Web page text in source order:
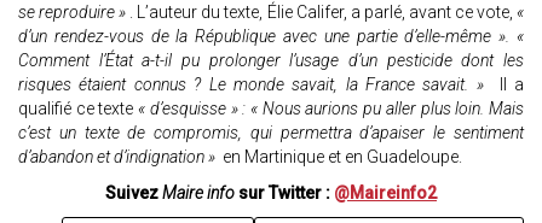
se reproduire » . L’auteur du texte, Élie Califer, a parlé, avant ce vote, «
d’un rendez-vous de la République avec une partie d’elle-même ». «
Comment l’État a-t-il pu prolonger l’usage d’un pesticide dont les
risques étaient connus ? Le monde savait, la France savait. »
Il a
qualifié ce texte « d’esquisse » : « Nous aurions pu aller plus loin. Mais
c’est un texte de compromis, qui permettra d’apaiser le sentiment
d’abandon et d’indignation » en Martinique et en Guadeloupe.
SuivezMaire info sur Twitter : @Maireinfo2